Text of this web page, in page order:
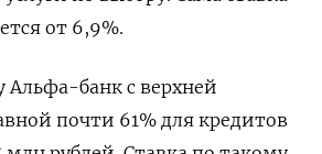
от 6,9%.
Альфа-банк с верхней
почти 61% для кредитов